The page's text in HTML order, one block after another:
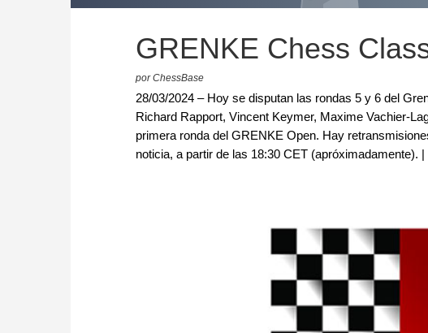
GRENKE Chess
por ChessBase
28/03/2024 – Hoy se disputan las rondas 5 y 6 del
Richard Rapport, Vincent Keymer, Maxime Vachier-
primera ronda del GRENKE Open. Hay
noticia, a partir de las 18:30 CET (apróximadamente).